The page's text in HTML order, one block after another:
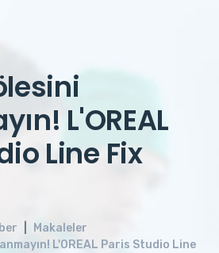
L'OREAL
Line Fix
Makaleler
L'OREAL Paris Studio Line